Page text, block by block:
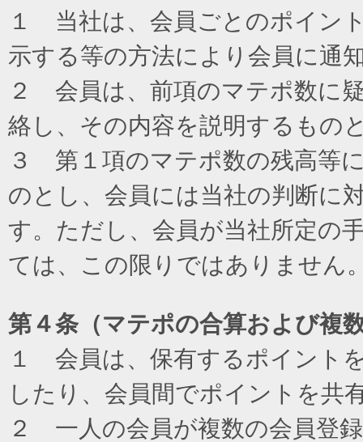
１ 当社は、会員ごとのポイン
示する等の方法により会員に通
２ 会員は、前項のマテポ数に
絡し、その内容を説明するもの
３ 第１項のマテポ数の残高等
のとし、会員には当社の判断に
す。ただし、会員が当社所定の
ては、この限りではありません
第４条（マテポの合算および複
１ 会員は、保有するポイント
したり、会員間でポイントを共
２ 一人の会員が複数の会員登